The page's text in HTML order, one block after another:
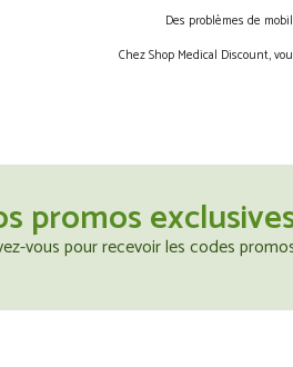
Des problèmes de
Chez Shop Medical Discount,
promos
vous pour recevoir les codes